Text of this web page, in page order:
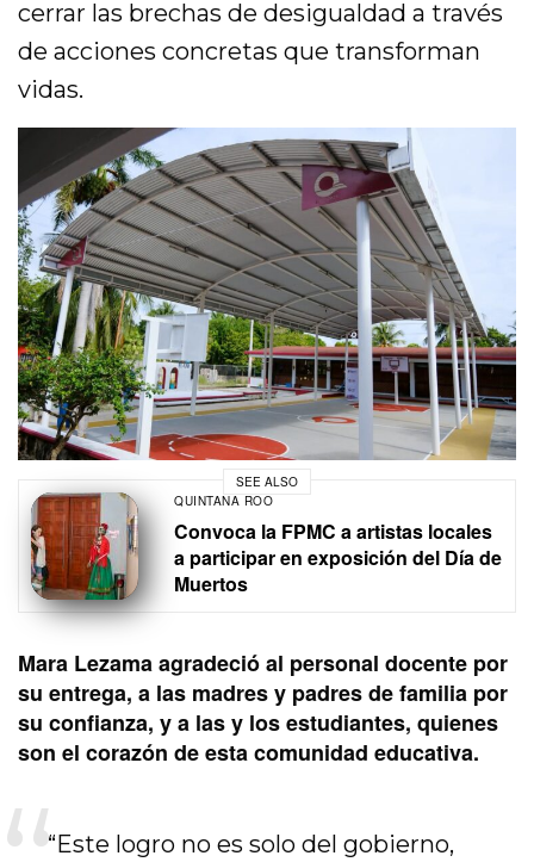
cerrar las brechas de desigualdad a través
de acciones concretas que transforman
vidas.
SEE ALSO
QUINTANA ROO
Convoca la FPMC a artistas locales
a participar en exposición del Día de
Muertos
Mara Lezama agradeció al personal docente por
su entrega, a las madres y padres de familia por
su confianza, y a las y los estudiantes, quienes
son el corazón de esta comunidad educativa.
“Este logro no es solo del gobierno,